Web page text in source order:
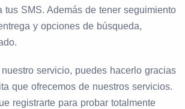
tus SMS. Además de tener seguimiento
y opciones de búsqueda,
servicio, puedes hacerlo gracias
que ofrecemos de nuestros servicios.
registrarte para probar totalmente